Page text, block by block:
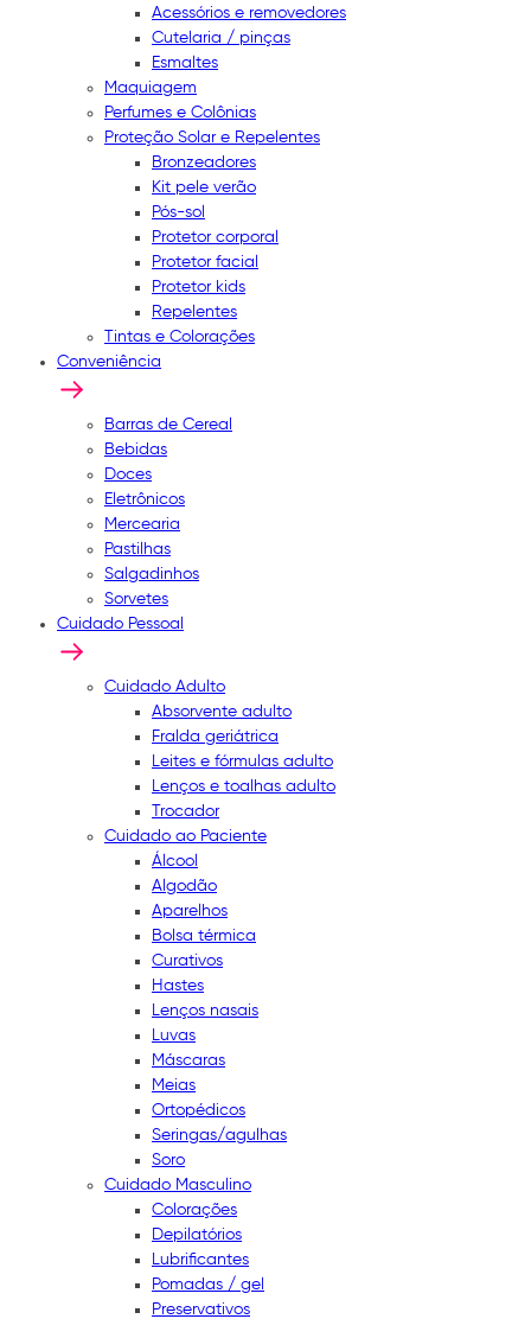
Acessórios e removedores
Cutelaria / pinças
Esmaltes
Maquiagem
Perfumes e Colônias
Proteção Solar e Repelentes
Bronzeadores
Kit pele verão
Pós-sol
Protetor corporal
Protetor facial
Protetor kids
Repelentes
Tintas e Colorações
Conveniência
Barras de Cereal
Bebidas
Doces
Eletrônicos
Mercearia
Pastilhas
Salgadinhos
Sorvetes
Cuidado Pessoal
Cuidado Adulto
Absorvente adulto
Fralda geriátrica
Leites e fórmulas adulto
Lenços e toalhas adulto
Trocador
Cuidado ao Paciente
Álcool
Algodão
Aparelhos
Bolsa térmica
Curativos
Hastes
Lenços nasais
Luvas
Máscaras
Meias
Ortopédicos
Seringas/agulhas
Soro
Cuidado Masculino
Colorações
Depilatórios
Lubrificantes
Pomadas / gel
Preservativos